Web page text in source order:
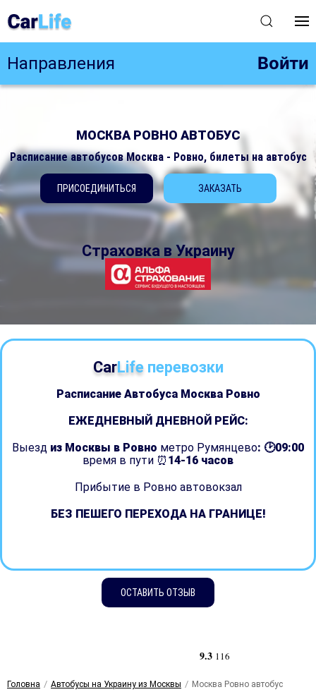
Направления Войти
МОСКВА РОВНО АВТОБУС
Расписание автобусов Москва - Ровно, билеты на автобус
ПРИСОЕДИНИТЬСЯ ЗАКАЗАТЬ
Страховка в Украину
CarLifeперевозки
Расписание Автобуса Москва Ровно
ЕЖЕДНЕВНЫЙ ДНЕВНОЙ РЕЙС:
Выезд из Москвы в Ровно метро Румянцево: 🕑09:00
время в пути ⏰ 14-16 часов
Прибытие в Ровно автовокзал
БЕЗ ПЕШЕГО ПЕРЕХОДА НА ГРАНИЦЕ!
ОСТАВИТЬ ОТЗЫВ
9.3 116
Головна Автобусы на Украину из Москвы Москва Ровно автобус